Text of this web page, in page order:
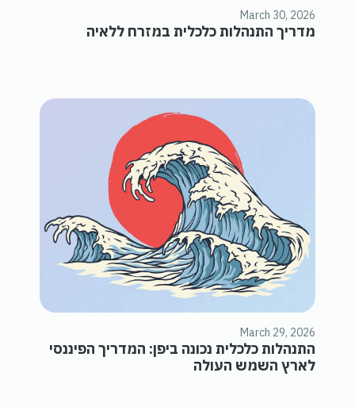
March 30, 2026
מדריך התנהלות כלכלית במזרח ללאיה
March 29, 2026
התנהלות כלכלית נכונה ביפן: המדריך הפיננסי
לארץ השמש העולה